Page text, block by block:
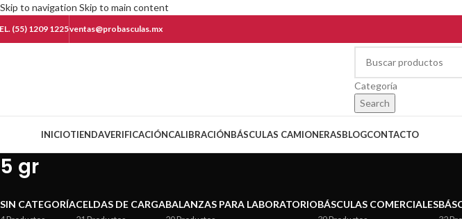
Skip to navigation Skip to main content
(55) 1209 1225ventas@probasculas.mx
Categoría
Search
INICIOTIENDAVERIFICACIÓNCALIBRACIÓNBÁSCULAS CAMIONERASBLOGCONTACTO
5 gr
SIN CATEGORÍACELDAS DE CARGABALANZAS PARA LABORATORIOBÁSCULAS COMERCIALES